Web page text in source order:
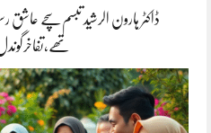
ڈاکٹر ہارون الرشید تبسم سچے عاشق